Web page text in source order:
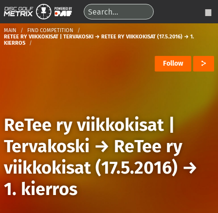
MAIN
FIND COMPETITION
RETEE RY VIIKKOKISAT | TERVAKOSKI → RETEE RY VIIKKOKISAT (17.5.2016) → 1.
KIERROS
Follow
ReTee ry viikkokisat |
Tervakoski → ReTee ry
viikkokisat (17.5.2016) →
1. kierros